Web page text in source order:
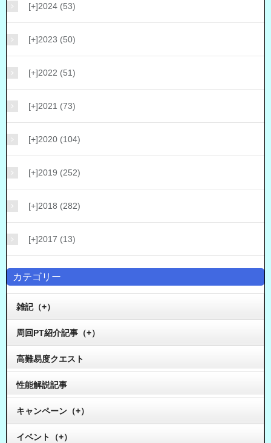
[+]2024 (53)
[+]2023 (50)
[+]2022 (51)
[+]2021 (73)
[+]2020 (104)
[+]2019 (252)
[+]2018 (282)
[+]2017 (13)
カテゴリー
雑記（+）
周回PT紹介記事（+）
高難易度クエスト
性能解説記事
キャンペーン（+）
イベント（+）